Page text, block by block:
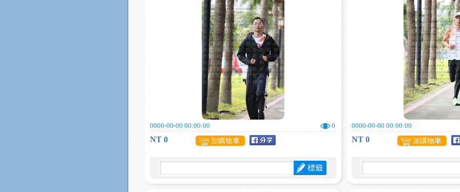
0000-00-00 00:00:00 0
NT 0 加購物車
標籤
0000-00-00 00:00:00
NT 0 加購物車